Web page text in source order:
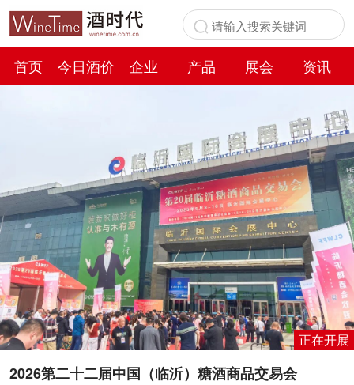
首页 今日酒价 企业 产品 展会
资讯
正在开展
2026第二十二届中国（临沂）糖酒商品交易会